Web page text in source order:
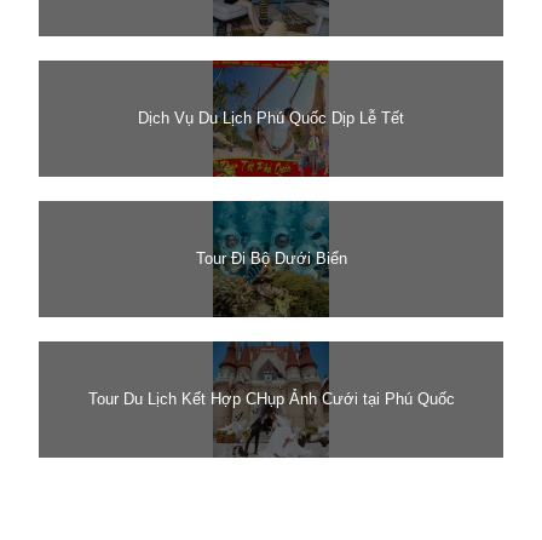
Dịch Vụ Du Lịch Phú Quốc Dịp Lễ Tết
Tour Đi Bộ Dưới Biển
Tour Du Lịch Kết Hợp CHụp Ảnh Cưới tại Phú Quốc